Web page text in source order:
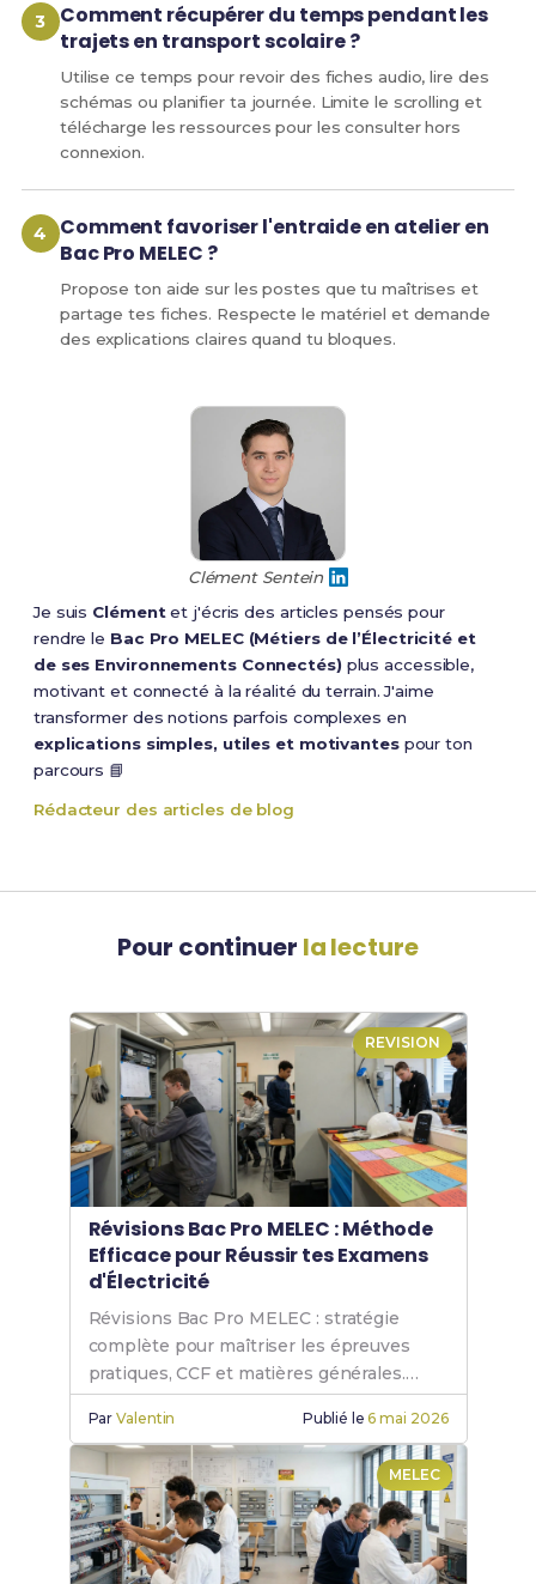
Comment récupérer du temps pendant les
trajets en transport scolaire ?
Utilise ce temps pour revoir des fiches audio, lire des
schémas ou planifier ta journée. Limite le scrolling et
télécharge les ressources pour les consulter hors
connexion.
Comment favoriser l'entraide en atelier en
Bac Pro MELEC ?
Propose ton aide sur les postes que tu maîtrises et
partage tes fiches. Respecte le matériel et demande
des explications claires quand tu bloques.
Clément Sentein
Je suis Clémentet j'écris des articles pensés pour
rendre le Bac Pro MELEC (Métiers de l’Électricité et
de ses Environnements Connectés) plus accessible,
motivant et connecté à la réalité du terrain. J'aime
transformer des notions parfois complexes en
explications simples, utiles et motivantespour ton
parcours 📘
Rédacteur des articles de blog
Pour continuer la lecture
REVISION
Révisions Bac Pro MELEC : Méthode
Efficace pour Réussir tes Examens
d'Électricité
Révisions Bac Pro MELEC : stratégie
complète pour maîtriser les épreuves
pratiques, CCF et matières générales.
Réussis ton examen !
ParValentin Publié le6 mai 2026
MELEC